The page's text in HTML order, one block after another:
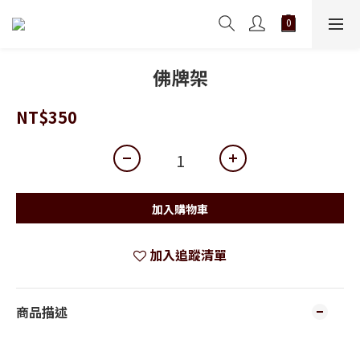
佛牌架
NT$350
加入購物車
加入追蹤清單
商品描述